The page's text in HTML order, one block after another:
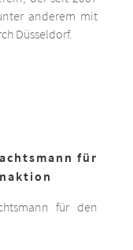
anderem mit
Düsseldorf.
für
für den